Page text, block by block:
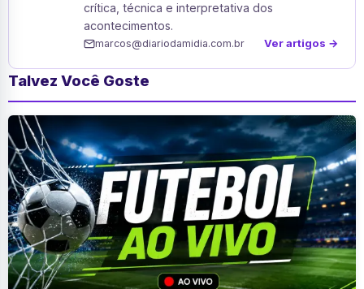
crítica, técnica e interpretativa dos
acontecimentos.
marcos@diariodamidia.com.br Ver artigos →
Talvez Você Goste